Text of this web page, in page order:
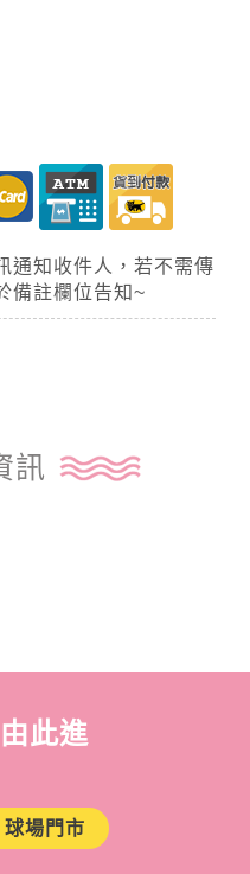
通知收件人，若不需傳
備註欄位告知~
訊
此進
球場門市